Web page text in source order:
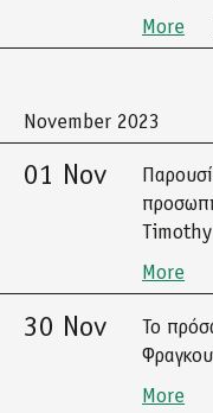
More
November 2023
01 Nov
More
30 Nov
Το
More